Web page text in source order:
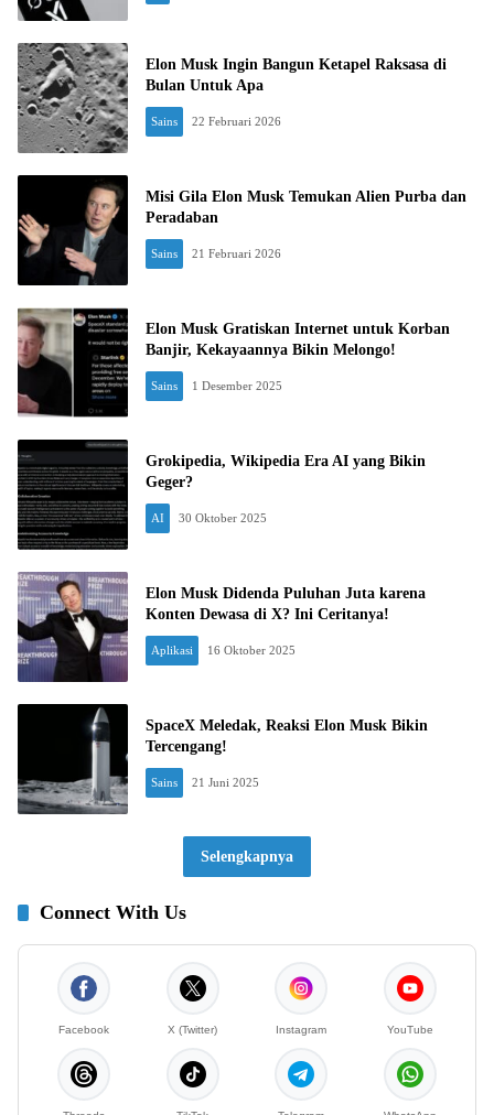
Elon Musk Ingin Bangun Ketapel Raksasa di
Bulan Untuk Apa
Sains 22 Februari 2026
Misi Gila Elon Musk Temukan Alien Purba dan
Peradaban
Sains 21 Februari 2026
Elon Musk Gratiskan Internet untuk Korban
Banjir, Kekayaannya Bikin Melongo!
Sains 1 Desember 2025
Grokipedia, Wikipedia Era AI yang Bikin
Geger?
AI 30 Oktober 2025
Elon Musk Didenda Puluhan Juta karena
Konten Dewasa di X? Ini Ceritanya!
Aplikasi 16 Oktober 2025
SpaceX Meledak, Reaksi Elon Musk Bikin
Tercengang!
Sains 21 Juni 2025
Selengkapnya
Connect With Us
Facebook X (Twitter) Instagram YouTube